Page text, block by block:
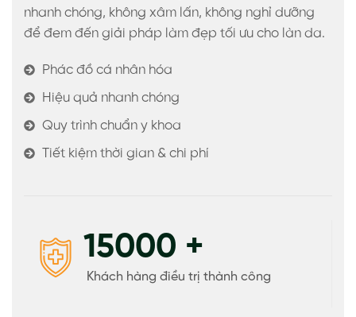
nhanh chóng, không xâm lấn, không nghỉ dưỡng
để đem đến giải pháp làm đẹp tối ưu cho làn da.
Phác đồ cá nhân hóa
Hiệu quả nhanh chóng
Quy trình chuẩn y khoa
Tiết kiệm thời gian & chi phí
15000 +
Khách hàng điều trị thành công